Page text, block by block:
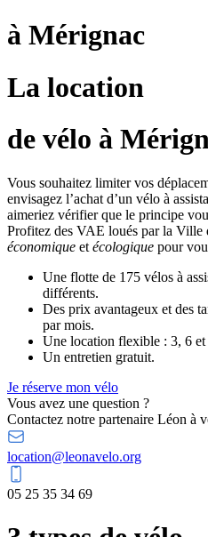
à Mérignac
La location
de vélo à
Vous souhaitez limiter vos
envisagez l’achat d’un vélo à
aimeriez vérifier que le principe
Profitez des VAE loués par la Ville
économique et écologique pour
Une flotte de 175 vélos à
différents.
Des prix avantageux et des
par mois.
Une location flexible : 3, 6 et
Un entretien gratuit.
Je réserve mon vélo
Vous avez une question ?
Contactez notre partenaire Léon à
location@leonavelo.org
05 25 35 34 69